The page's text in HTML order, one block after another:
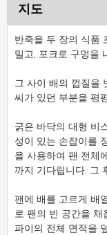
지도
반죽을 두 장의 식품
밀고, 포크로 구멍을
그 사이 배의 껍질을
씨가 있던 부분을 평
굵은 바닥의 대형 비
성이 있는 손잡이를
을 사용하여 팬 전체
까지 기다립니다. 그
팬에 배를 고르게 배
로 팬의 빈 공간을 채
파이의 전체 면적을